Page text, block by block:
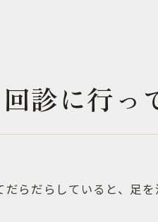
診に行っ
だらだらしていると、足